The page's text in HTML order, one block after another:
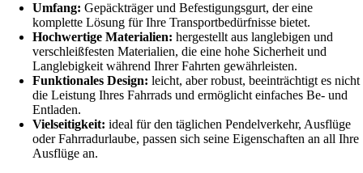
Umfang: Gepäckträger und Befestigungsgurt, der eine
komplette Lösung für Ihre Transportbedürfnisse bietet.
Hochwertige Materialien: hergestellt aus langlebigen und
verschleißfesten Materialien, die eine hohe Sicherheit und
Langlebigkeit während Ihrer Fahrten gewährleisten.
Funktionales Design: leicht, aber robust, beeinträchtigt es nicht
die Leistung Ihres Fahrrads und ermöglicht einfaches Be- und
Entladen.
Vielseitigkeit: ideal für den täglichen Pendelverkehr, Ausflüge
oder Fahrradurlaube, passen sich seine Eigenschaften an all Ihre
Ausflüge an.